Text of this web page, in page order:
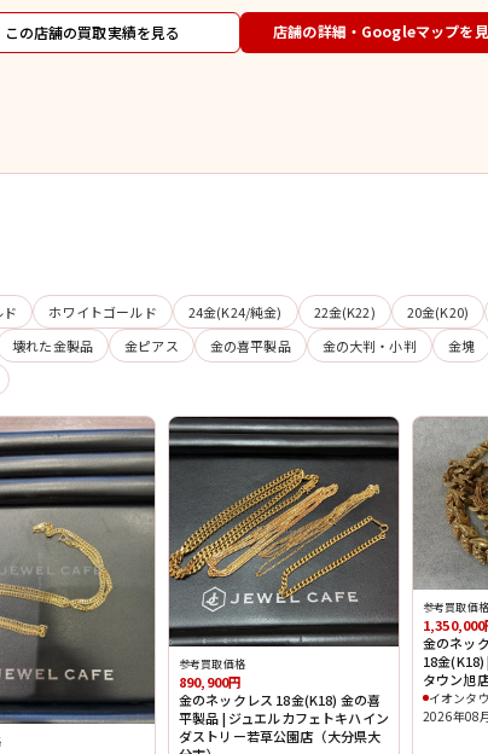
この店舗の買取実績を見る 店舗の詳細・Googleマップを
ホワイトゴールド 24金(K24/純金) 22金(K22) 20金(K20)
壊れた金製品 金ピアス 金の喜平製品 金の大判・小判 金塊
参考買取価格
890,900円
金のネックレス 18金(K18) 金の喜
平製品 | ジュエルカフェトキハイン
ダストリー若草公園店（大分県大
参考買取価格
1,350,000
金のネッ
18金(K18)
タウン旭
イオンタ
2026年08